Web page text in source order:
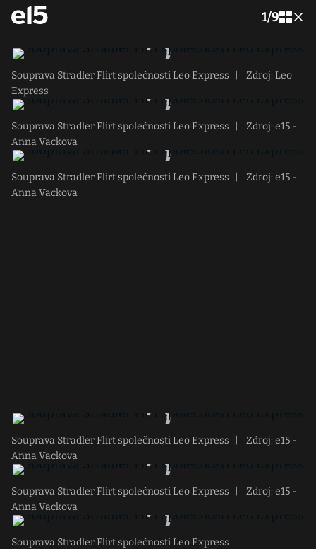
1/9
Souprava Stradler Flirt společnosti Leo Express
Zdroj: Leo
Express
Souprava Stradler Flirt společnosti Leo Express
Zdroj: e15 -
Anna Vackova
Souprava Stradler Flirt společnosti Leo Express
Zdroj: e15 -
Anna Vackova
Souprava Stradler Flirt společnosti Leo Express
Zdroj: e15 -
Anna Vackova
Souprava Stradler Flirt společnosti Leo Express
Zdroj: e15 -
Anna Vackova
Souprava Stradler Flirt společnosti Leo Express